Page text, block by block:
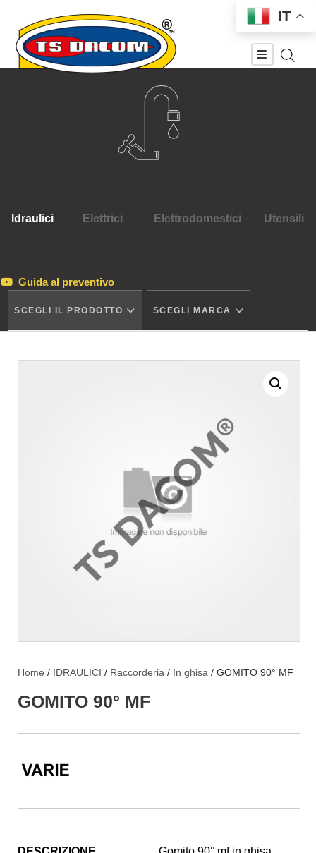
Idraulici Elettrici Elettrodomestici Utensili
Guida al preventivo
SCEGLI IL PRODOTTO SCEGLI MARCA
Home / IDRAULICI / Raccorderia / In ghisa / GOMITO 90° MF
GOMITO 90° MF
IT